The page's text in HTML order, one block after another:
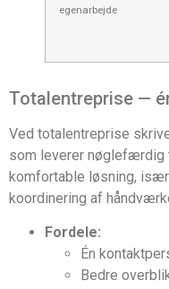
egenarbejde
Totalentreprise —
Ved totalentreprise
som leverer nøglefærdig
komfortable løsning,
koordinering af
Fordele:
Én
Bedre